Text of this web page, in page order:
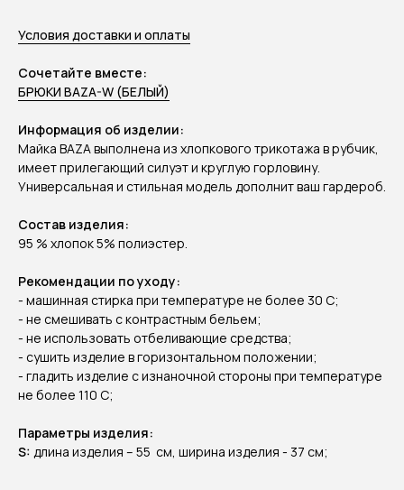
Условия доставки и оплаты
Сочетайте вместе:
БРЮКИ BAZA-W (БЕЛЫЙ)
Информация об изделии:
Майка BAZA выполнена из хлопкового трикотажа в рубчик,
имеет прилегающий силуэт и круглую горловину.
Универсальная и стильная модель дополнит ваш гардероб.
Состав изделия:
95 % хлопок 5% полиэстер.
Рекомендации по уходу:
- машинная стирка при температуре не более 30 C;
- не смешивать с контрастным бельем;
- не использовать отбеливающие средства;
- сушить изделие в горизонтальном положении;
- гладить изделие с изнаночной стороны при температуре
не более 110 С;
Параметры изделия:
S: длина изделия – 55 см, ширина изделия - 37 см;